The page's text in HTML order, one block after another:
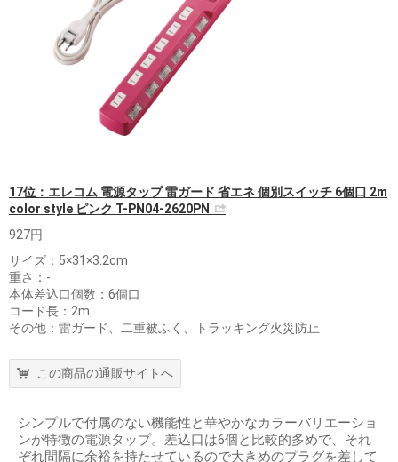
17位：エレコム 電源タップ 雷ガード 省エネ 個別スイッチ 6個口 2m
color style ピンク T-PN04-2620PN
927円
サイズ：5×31×3.2cm
重さ：-
本体差込口個数：6個口
コード長：2m
その他：雷ガード、二重被ふく、トラッキング火災防止
この商品の通販サイトへ
シンプルで付属のない機能性と華やかなカラーバリエーショ
ンが特徴の電源タップ。差込口は6個と比較的多めで、それ
ぞれ間隔に余裕を持たせているので大きめのプラグを差して